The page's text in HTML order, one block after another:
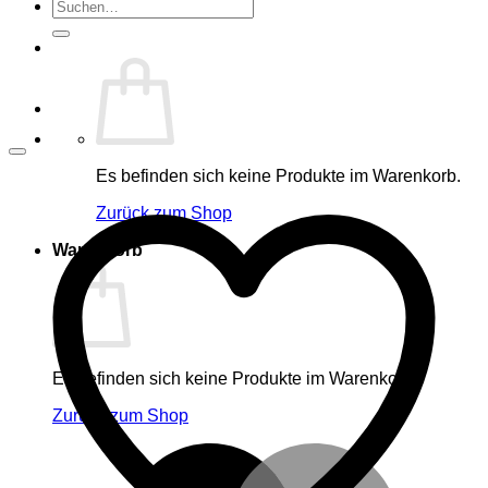
Suche
nach:
Es befinden sich keine Produkte im Warenkorb.
Zurück zum Shop
Warenkorb
Es befinden sich keine Produkte im Warenkorb.
Zurück zum Shop